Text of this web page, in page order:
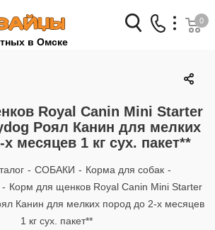
в Омске
Заказать звонок
+7 (3812) 79-04-04
+7 (950) 959-88-32
0
Royal Canin Mini Starter
Роял Канин для мелких
месяцев 1 кг сух. пакет**
- СОБАКИ - Корма для собак -
- Корм для щенков Royal Canin Mini Starter
Канин для мелких пород до 2-х месяцев
1 кг сух. пакет**